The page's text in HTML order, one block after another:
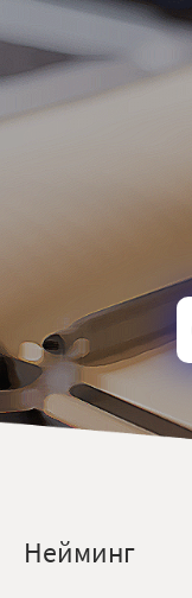
Нейминг